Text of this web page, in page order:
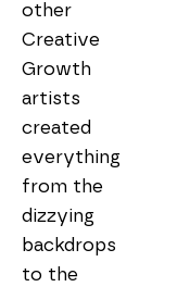
other
Creative
Growth
artists
created
everything
from the
dizzying
backdrops
to the